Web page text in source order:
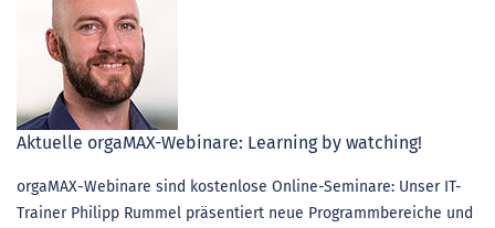
Aktuelle orgaMAX-Webinare: Learning by watching!
orgaMAX-Webinare sind kostenlose Online-Seminare: Unser IT-
Trainer Philipp Rummel präsentiert neue Programmbereiche und